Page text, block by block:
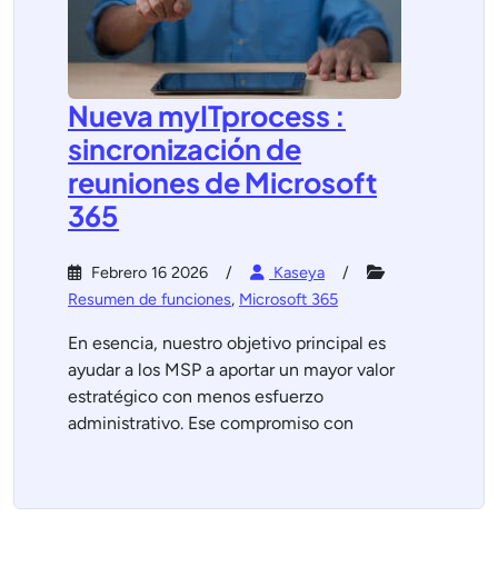
Nueva myITprocess :
sincronización de
reuniones de Microsoft
365
Febrero 16 2026
Kaseya
Resumen de funciones, Microsoft 365
En esencia, nuestro objetivo principal es
ayudar a los MSP a aportar un mayor valor
estratégico con menos esfuerzo
administrativo. Ese compromiso con